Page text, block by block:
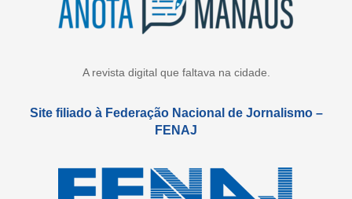
A revista digital que faltava na cidade.
Site filiado à Federação Nacional de Jornalismo –
FENAJ